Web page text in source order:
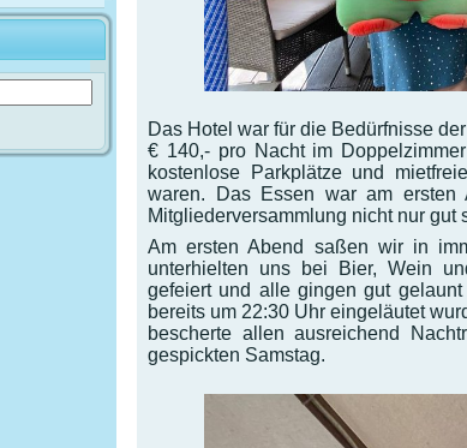
Das Hotel war für die Bedürfnisse
€ 140,- pro Nacht im
kostenlose Parkplätze und
waren. Das Essen war am
Mitgliederversammlung nicht nur gut
Am ersten Abend saßen wir in
unterhielten uns bei Bier, Wein
gefeiert und alle gingen gut
bereits um 22:30 Uhr eingeläutet
bescherte allen ausreichend
gespickten Samstag.